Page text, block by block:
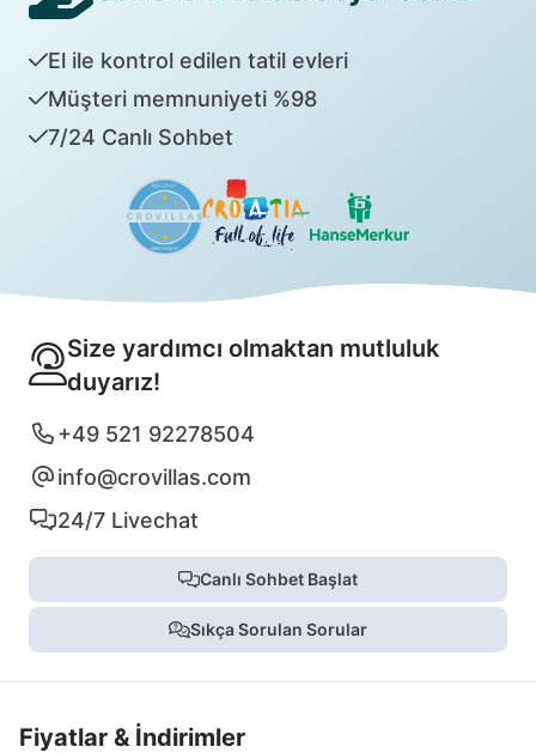
El ile kontrol edilen tatil evleri
Müşteri memnuniyeti %98
7/24 Canlı Sohbet
Size yardımcı olmaktan mutluluk
duyarız!
+49 521 92278504
info@crovillas.com
24/7 Livechat
Canlı Sohbet Başlat
Sıkça Sorulan Sorular
Fiyatlar & İndirimler